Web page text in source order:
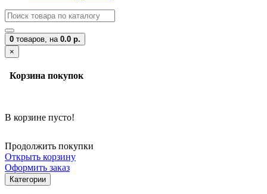
0 товаров, на 0.0 р.
×
Корзина покупок
В корзине пусто!
Продолжить покупки
Открыть корзину
Оформить заказ
Категории